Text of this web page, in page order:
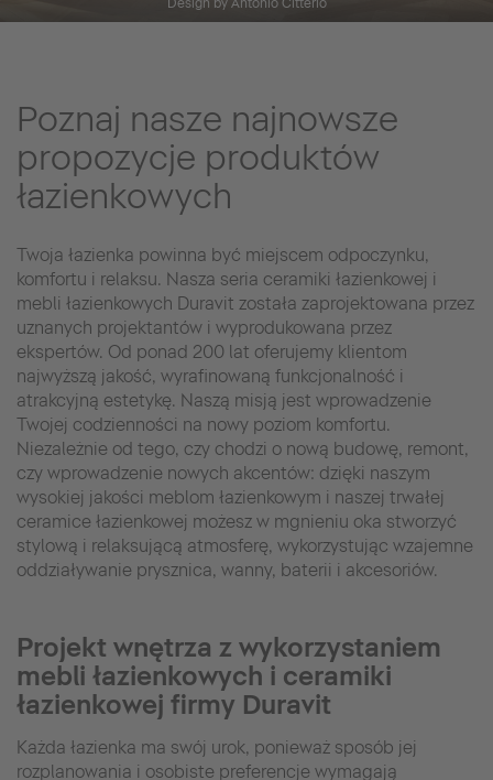
Poznaj nasze najnowsze
propozycje produktów
łazienkowych
Twoja łazienka powinna być miejscem odpoczynku,
komfortu i relaksu. Nasza seria ceramiki łazienkowej i
mebli łazienkowych Duravit została zaprojektowana przez
uznanych projektantów i wyprodukowana przez
ekspertów. Od ponad 200 lat oferujemy klientom
najwyższą jakość, wyrafinowaną funkcjonalność i
atrakcyjną estetykę. Naszą misją jest wprowadzenie
Twojej codzienności na nowy poziom komfortu.
Niezależnie od tego, czy chodzi o nową budowę, remont,
czy wprowadzenie nowych akcentów: dzięki naszym
wysokiej jakości meblom łazienkowym i naszej trwałej
ceramice łazienkowej możesz w mgnieniu oka stworzyć
stylową i relaksującą atmosferę, wykorzystując wzajemne
oddziaływanie prysznica, wanny, baterii i akcesoriów.
Projekt wnętrza z wykorzystaniem
mebli łazienkowych i ceramiki
łazienkowej firmy Duravit
Każda łazienka ma swój urok, ponieważ sposób jej
rozplanowania i osobiste preferencje wymagają